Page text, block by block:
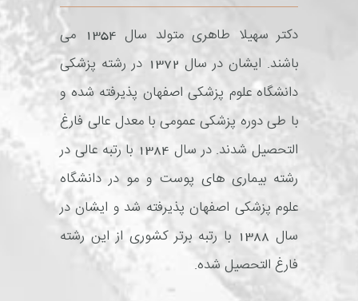
دکتر سهیلا طاهری متولد سال 1354 می
باشند. ایشان در سال 1372 در رشته پزشکی
دانشگاه علوم پزشکی اصفهان پذیرفته شده و
با طی دوره پزشکی عمومی با معدل عالی فارغ
التحصیل شدند. در سال 1384 با رتبه عالی در
رشته بیماری های پوست و مو در دانشگاه
علوم پزشکی اصفهان پذیرفته شد و ایشان در
سال 1388 با رتبه برتر کشوری از این رشته
فارغ التحصیل شده.